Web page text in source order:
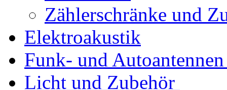
Zählerschränke und
Elektroakustik
Funk- und Autoantennen
Licht und Zubehör